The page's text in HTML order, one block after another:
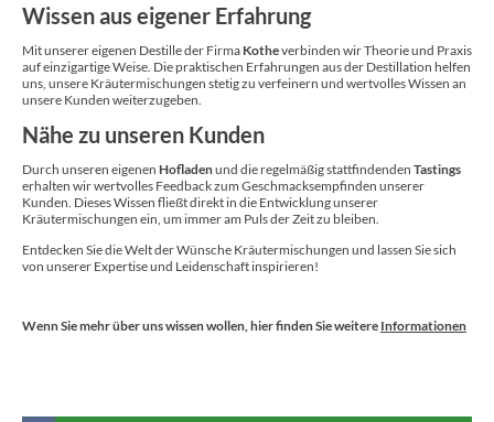
Wissen aus eigener Erfahrung
Mit unserer eigenen Destille der Firma Kotheverbinden wir Theorie und Praxis
auf einzigartige Weise. Die praktischen Erfahrungen aus der Destillation helfen
uns, unsere Kräutermischungen stetig zu verfeinern und wertvolles Wissen an
unsere Kunden weiterzugeben.
Nähe zu unseren Kunden
Durch unseren eigenen Hofladenund die regelmäßig stattfindenden Tastings
erhalten wir wertvolles Feedback zum Geschmacksempfinden unserer
Kunden. Dieses Wissen fließt direkt in die Entwicklung unserer
Kräutermischungen ein, um immer am Puls der Zeit zu bleiben.
Entdecken Sie die Welt der Wünsche Kräutermischungen und lassen Sie sich
von unserer Expertise und Leidenschaft inspirieren!
Wenn Sie mehr über uns wissen wollen, hier finden Sie weitere Informationen